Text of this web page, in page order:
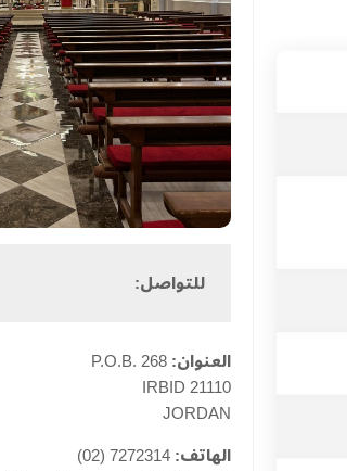
للتواصل:
العنوان:P.O.B. 268
21110 IRBID
JORDAN
الهاتف: